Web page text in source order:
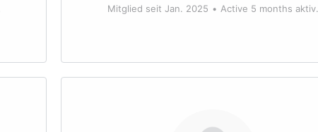
Mitglied seit Jan. 2025 • Active 5 months aktiv.